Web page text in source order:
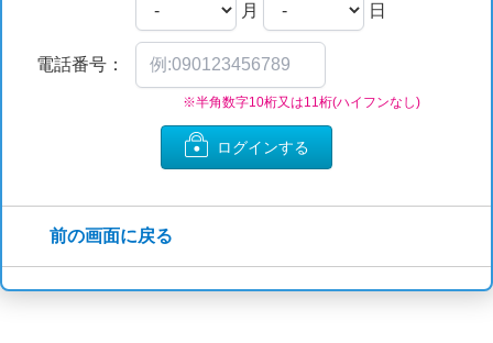
月 日
電話番号：
※半角数字10桁又は11桁(ハイフンなし)
ログインする
前の画面に戻る